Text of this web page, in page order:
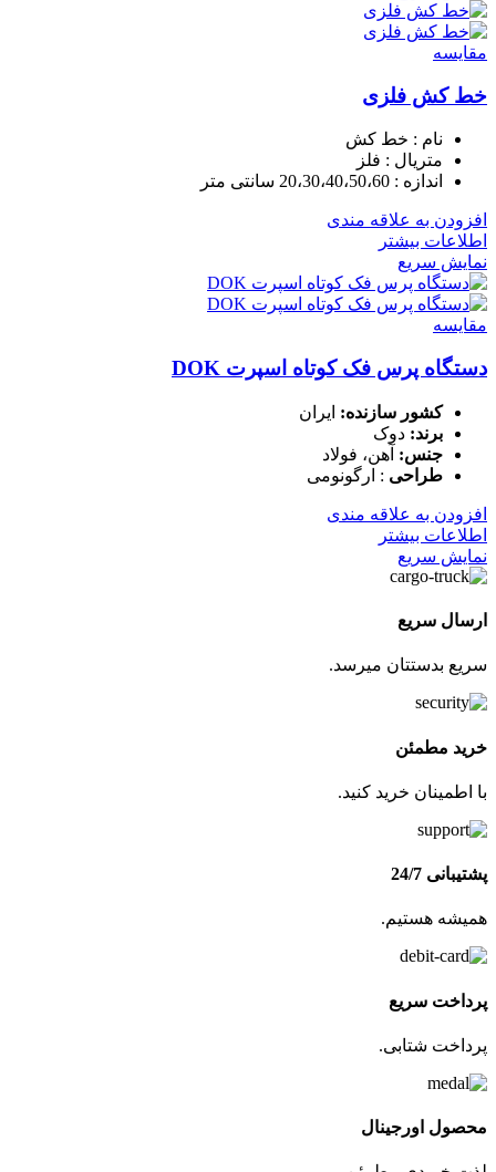
مقايسه
خط کش فلزی
نام : خط کش
متریال : فلز
اندازه : 20،30،40،50،60 سانتی متر
افزودن به علاقه مندی
اطلاعات بیشتر
نمایش سریع
مقايسه
دستگاه پرس فک کوتاه اسپرت DOK
کشور سازنده: ایران
برند: دوک
جنس: آهن، فولاد
طراحی : ارگونومی
افزودن به علاقه مندی
اطلاعات بیشتر
نمایش سریع
ارسال سریع
سریع بدستتان میرسد.
خرید مطمئن
با اطمینان خرید کنید.
پشتیبانی 24/7
همیشه هستیم.
پرداخت سریع
پرداخت شتابی.
محصول اورجینال